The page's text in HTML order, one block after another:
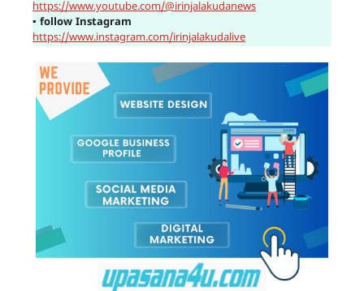
https://www.youtube.com/@irinjalakudanews
▪ follow Instagram
https://www.instagram.com/irinjalakudalive